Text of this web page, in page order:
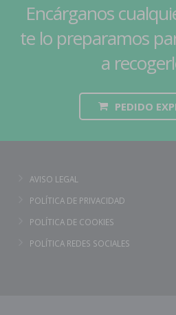
Encárganos
te lo preparamos
a
PEDIDO
AVISO LEGAL
POLÍTICA DE PRIVACIDAD
POLÍTICA DE COOKIES
POLÍTICA REDES SOCIALES